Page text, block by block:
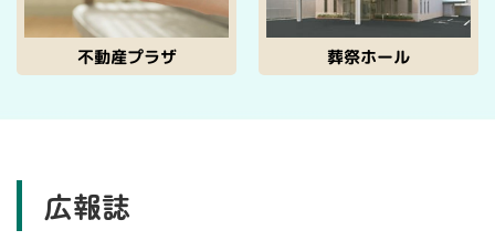
不動産プラザ 葬祭ホール
広報誌